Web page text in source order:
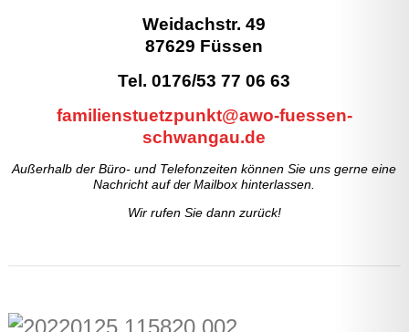
Weidachstr. 49
87629 Füssen
Tel. 0176/53 77 06 63
familienstuetzpunkt@awo-fuessen-
schwangau.de
Außerhalb der Büro- und Telefonzeiten können Sie uns gerne eine
Nachricht aufder Mailbox hinterlassen.
Wir rufen Sie dann zurück!